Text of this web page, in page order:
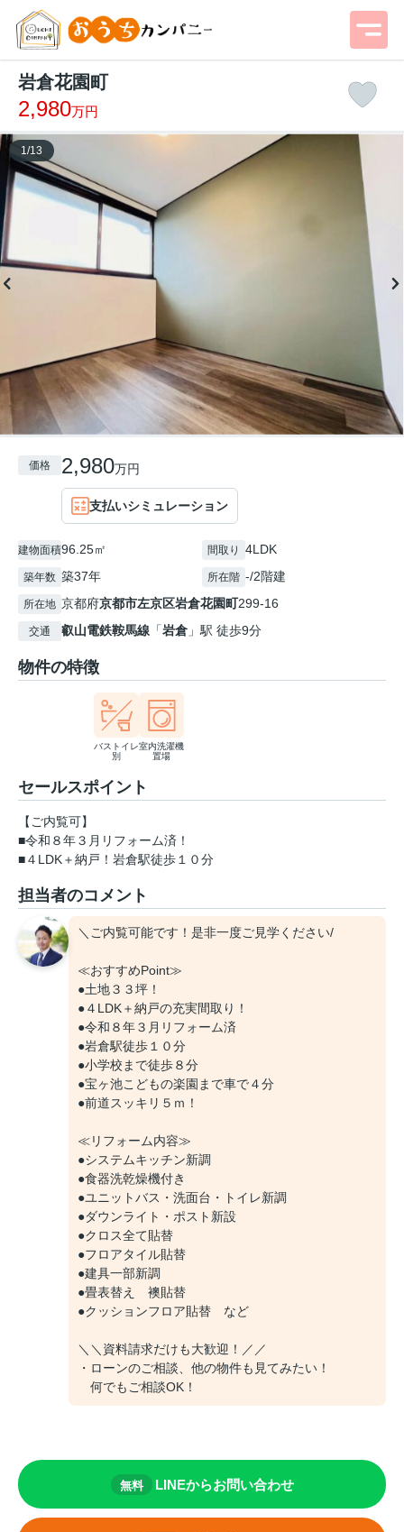
岩倉花園町
2,980万円
1 /13
価格 2,980万円
支払いシミュレーション
建物面積96.25㎡ 間取り 4LDK
築年数 築37年 所在階 -/2階建
所在地 京都府京都市左京区岩倉花園町299-16
交通 叡山電鉄鞍馬線 「岩倉 」駅 徒歩9分
物件の特徴
バストイレ
別
室内洗濯機
置場
セールスポイント
【ご内覧可】
■令和８年３月リフォーム済！
■４LDK＋納戸！岩倉駅徒歩１０分
担当者のコメント
＼ご内覧可能です！是非一度ご見学ください/
≪おすすめPoint≫
●土地３３坪！
●４LDK＋納戸の充実間取り！
●令和８年３月リフォーム済
●岩倉駅徒歩１０分
●小学校まで徒歩８分
●宝ヶ池こどもの楽園まで車で４分
●前道スッキリ５ｍ！
≪リフォーム内容≫
●システムキッチン新調
●食器洗乾燥機付き
●ユニットバス・洗面台・トイレ新調
●ダウンライト・ポスト新設
●クロス全て貼替
●フロアタイル貼替
●建具一部新調
●畳表替え 襖貼替
●クッションフロア貼替 など
＼＼資料請求だけも大歓迎！／／
・ローンのご相談、他の物件も見てみたい！
何でもご相談OK！
無料 LINEからお問い合わせ